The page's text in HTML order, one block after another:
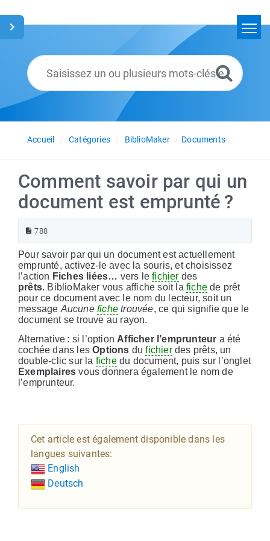
Glossaire
Français
Accueil
Catégories BiblioMaker Documents
Comment savoir par qui un
document est emprunté ?
788
Pour savoir par qui un document est actuellement
emprunté, activez-le avec la souris, et choisissez
l’action Fiches liées… vers lefichier des
prêts. BiblioMaker vous affiche soit lafiche de prêt
pour ce document avec le nom du lecteur, soit un
message Aucunefiche trouvée, ce qui signifie que le
document se trouve au rayon.
Alternative : si l’option Afficher l’emprunteur a été
cochée dans lesOptions dufichierdes prêts, un
double-clic sur la fichedu document, puis sur l’onglet
Exemplaires vous donnera également le nom de
l’emprunteur.
Cet article est également disponible dans les
langues suivantes:
English
Deutsch